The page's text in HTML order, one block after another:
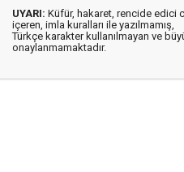
UYARI: Küfür, hakaret, rencide edici
içeren, imla kuralları ile yazılmamış,
Türkçe karakter kullanılmayan ve
onaylanmamaktadır.